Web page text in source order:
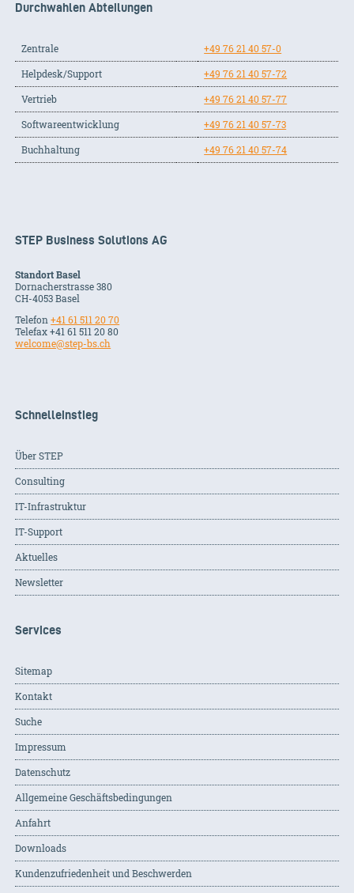
Durchwahlen Abteilungen
Zentrale
+49 76 21 40 57-0
Helpdesk/Support
+49 76 21 40 57-72
Vertrieb
+49 76 21 40 57-77
Softwareentwicklung
+49 76 21 40 57-73
Buchhaltung
+49 76 21 40 57-74
STEP Business Solutions AG
Standort Basel
Dornacherstrasse 380
CH-4053Basel
Telefon+41 61 511 20 70
Telefax +41 61 511 20 80
welcome@step-bs.ch
Schnelleinstieg
Über STEP
Consulting
IT-Infrastruktur
IT-Support
Aktuelles
Newsletter
Services
Sitemap
Kontakt
Suche
Impressum
Datenschutz
Allgemeine Geschäftsbedingungen
Anfahrt
Downloads
Kundenzufriedenheit und Beschwerden